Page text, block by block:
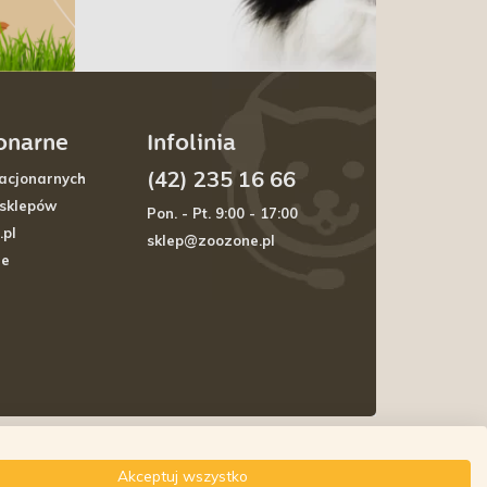
Infolinia
(42) 235 16 66
Pon. - Pt. 9:00 - 17:00
sklep@zoozone.pl
Akceptuj wszystko